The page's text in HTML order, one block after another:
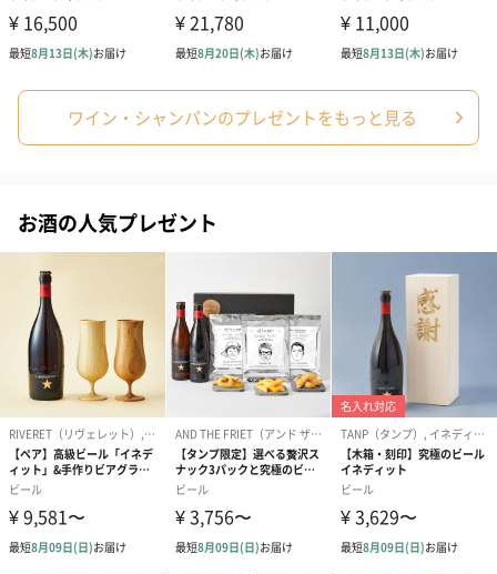
ゼリーバウム カット
（レモン＆紅茶）（432
円）
麦わらパンダバウム
（バナナ味）（540円）
3層デザート
ェ〜国産フル
り〜 3号（864
スキンケアグッズ
ハンドクリーム3本セッ
ト【ありがとう】
（1,100円）
シャワージェル＆ハン
ドクリーム（ピンクグ
レープフルーツ）
（2,145円）
シャワージェ
ドクリーム（
ッシュローズ
円）
リラックスグッズ
ワイン・シャンパンのプレゼントをもっと見る
お酒の人気プレゼント